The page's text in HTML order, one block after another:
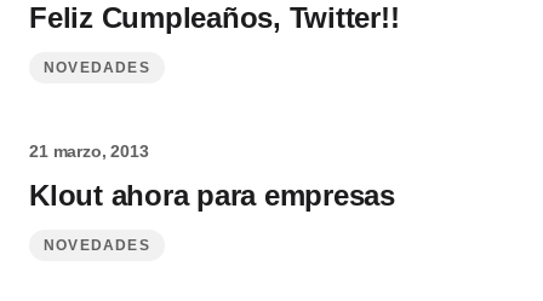
Feliz Cumpleaños, Twitter!!
NOVEDADES
21 marzo, 2013
Klout ahora para empresas
NOVEDADES